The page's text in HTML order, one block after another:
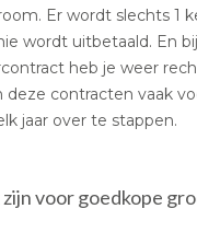
Er wordt slechts 1
wordt uitbetaald. En
heb je weer
deze contracten vaak
jaar over te stappen.
voor goedkope